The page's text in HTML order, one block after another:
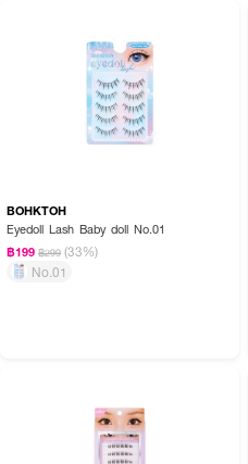
BOHKTOH
Eyedoll Lash Baby doll No.01
฿199 ฿299 (33%)
No.01